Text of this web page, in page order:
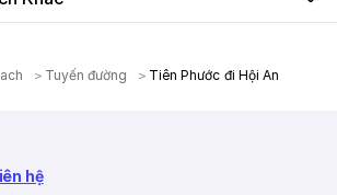
Tuyến đường Tiên Phước đi Hội An
hệ